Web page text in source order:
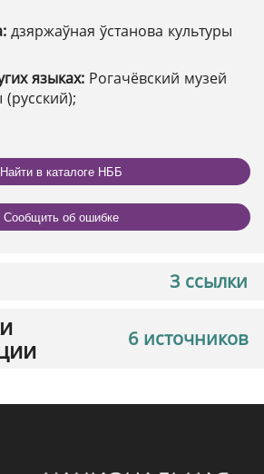
дзяржаўная ўстанова культуры
языках: Рогачёвский музей
Найти в каталоге НББ
Сообщить об ошибке
3 ссылки
6 источников